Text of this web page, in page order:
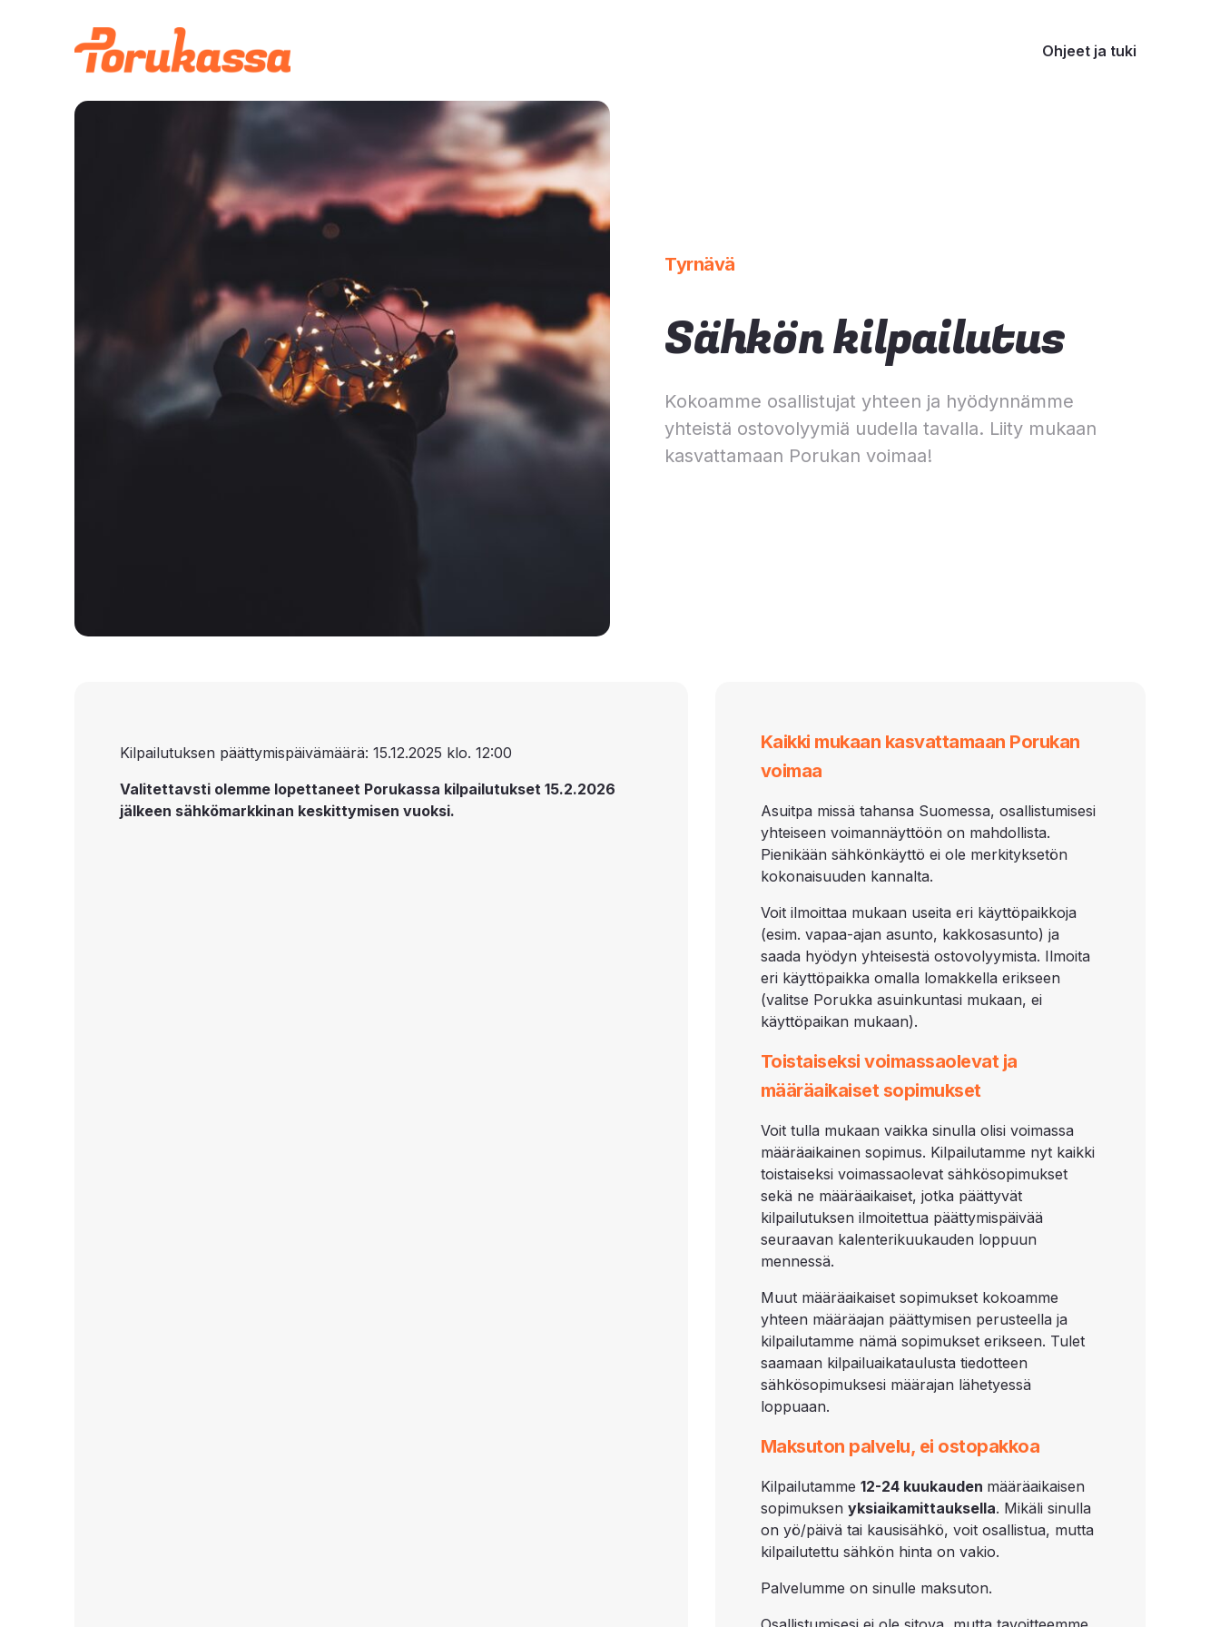
Ohjeet ja tuki
Tyrnävä
Sähkön kilpailutus
Kokoamme osallistujat yhteen ja hyödynnämme
yhteistä ostovolyymiä uudella tavalla. Liity mukaan
kasvattamaan Porukan voimaa!
Kilpailutuksen päättymispäivämäärä: 15.12.2025 klo. 12:00
Valitettavsti olemme lopettaneet Porukassa kilpailutukset 15.2.2026
jälkeen sähkömarkkinan keskittymisen vuoksi.
Kaikki mukaan kasvattamaan Porukan
voimaa
Asuitpa missä tahansa Suomessa, osallistumisesi
yhteiseen voimannäyttöön on mahdollista.
Pienikään sähkönkäyttö ei ole merkityksetön
kokonaisuuden kannalta.
Voit ilmoittaa mukaan useita eri käyttöpaikkoja
(esim. vapaa-ajan asunto, kakkosasunto) ja
saada hyödyn yhteisestä ostovolyymista. Ilmoita
eri käyttöpaikka omalla lomakkella erikseen
(valitse Porukka asuinkuntasi mukaan, ei
käyttöpaikan mukaan).
Toistaiseksi voimassaolevat ja
määräaikaiset sopimukset
Voit tulla mukaan vaikka sinulla olisi voimassa
määräaikainen sopimus. Kilpailutamme nyt kaikki
toistaiseksi voimassaolevat sähkösopimukset
sekä ne määräaikaiset, jotka päättyvät
kilpailutuksen ilmoitettua päättymispäivää
seuraavan kalenterikuukauden loppuun
mennessä.
Muut määräaikaiset sopimukset kokoamme
yhteen määräajan päättymisen perusteella ja
kilpailutamme nämä sopimukset erikseen. Tulet
saamaan kilpailuaikataulusta tiedotteen
sähkösopimuksesi määrajan lähetyessä
loppuaan.
Maksuton palvelu, ei ostopakkoa
Kilpailutamme 12-24 kuukauden määräaikaisen
sopimuksen yksiaikamittauksella. Mikäli sinulla
on yö/päivä tai kausisähkö, voit osallistua, mutta
kilpailutettu sähkön hinta on vakio.
Palvelumme on sinulle maksuton.